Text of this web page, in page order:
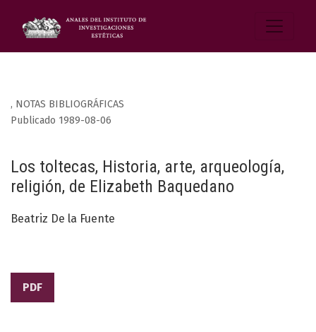
, NOTAS BIBLIOGRÁFICAS
Los toltecas, Historia, arte, arqueología,
religión, de Elizabeth Baquedano
Publicado 1989-08-06
Beatriz De la Fuente
PDF